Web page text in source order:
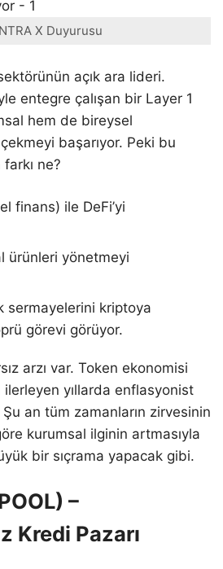
X Duyurusu
açık ara lideri.
entegre çalışan bir Layer 1
hem de bireysel
çekmeyi başarıyor. Peki bu
ne?
finans) ile DeFi’yi
ürünleri yönetmeyi
sermayelerini kriptoya
görevi görüyor.
arzı var. Token ekonomisi
ilerleyen yıllarda enflasyonist
an tüm zamanların zirvesinin
kurumsal ilginin artmasıyla
bir sıçrama yapacak gibi.
–
Kredi Pazarı